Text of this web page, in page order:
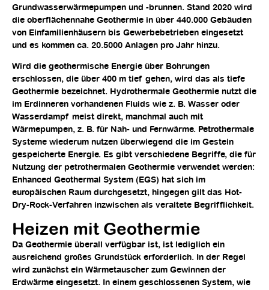
Grundwasserwärmepumpen und -brunnen. Stand 2020 wird
die oberflächennahe Geothermie in über 440.000 Gebäuden
von Einfamilienhäusern bis Gewerbebetrieben eingesetzt
und es kommen ca. 20.5000 Anlagen pro Jahr hinzu.
Wird die geothermische Energie über Bohrungen
erschlossen, die über 400 m tief gehen, wird das als tiefe
Geothermie bezeichnet. Hydrothermale Geothermie nutzt die
im Erdinneren vorhandenen Fluids wie z. B. Wasser oder
Wasserdampf meist direkt, manchmal auch mit
Wärmepumpen, z. B. für Nah- und Fernwärme. Petrothermale
Systeme wiederum nutzen überwiegend die im Gestein
gespeicherte Energie. Es gibt verschiedene Begriffe, die für
Nutzung der petrothermalen Geothermie verwendet werden:
Enhanced Geothermal System (EGS) hat sich im
europäischen Raum durchgesetzt, hingegen gilt das Hot-
Dry-Rock-Verfahren inzwischen als veraltete Begrifflichkeit.
Heizen mit Geothermie
Da Geothermie überall verfügbar ist, ist lediglich ein
ausreichend großes Grundstück erforderlich. In der Regel
wird zunächst ein Wärmetauscher zum Gewinnen der
Erdwärme eingesetzt. In einem geschlossenen System, wie